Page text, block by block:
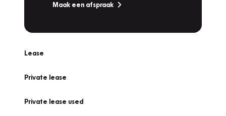
Maak een afspraak
Lease
Private lease
Private lease used